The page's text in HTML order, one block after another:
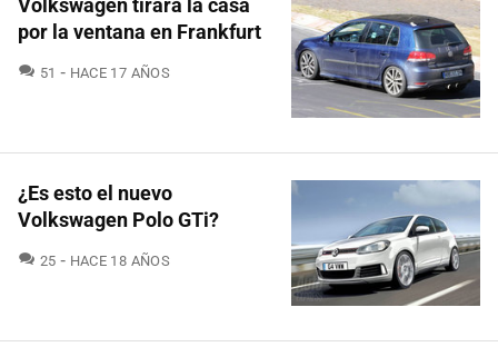
Volkswagen tirará la casa
por la ventana en Frankfurt
51 COMENTARIOS
HACE 17 AÑOS
¿Es esto el nuevo
Volkswagen Polo GTi?
25 COMENTARIOS
HACE 18 AÑOS